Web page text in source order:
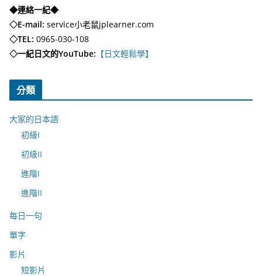
◆連絡一紀◆
◇E-mail: service小老鼠jplearner.com
◇TEL: 0965-030-108
◇一紀日文的YouTube: 【日文輕鬆學】
分類
大家的日本語
初級I
初級II
進階I
進階II
每日一句
單字
影片
短影片